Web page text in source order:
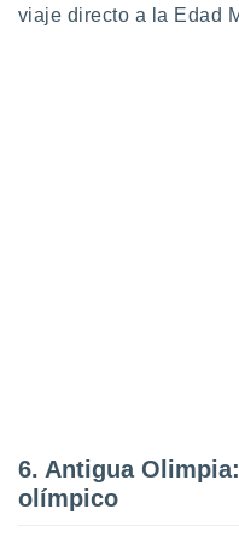
viaje directo a la Edad
6. Antigua
olímpico